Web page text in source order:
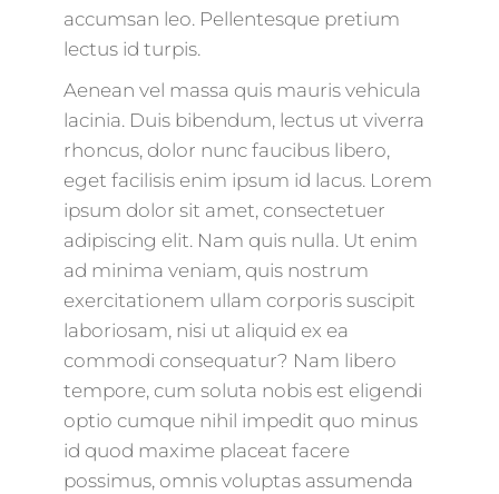
accumsan leo. Pellentesque pretium
lectus id turpis.
Aenean vel massa quis mauris vehicula
lacinia. Duis bibendum, lectus ut viverra
rhoncus, dolor nunc faucibus libero,
eget facilisis enim ipsum id lacus. Lorem
ipsum dolor sit amet, consectetuer
adipiscing elit. Nam quis nulla. Ut enim
ad minima veniam, quis nostrum
exercitationem ullam corporis suscipit
laboriosam, nisi ut aliquid ex ea
commodi consequatur? Nam libero
tempore, cum soluta nobis est eligendi
optio cumque nihil impedit quo minus
id quod maxime placeat facere
possimus, omnis voluptas assumenda